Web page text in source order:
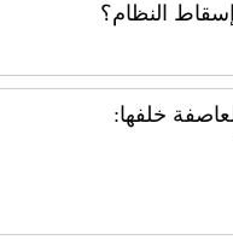
النظام؟
خلفها: